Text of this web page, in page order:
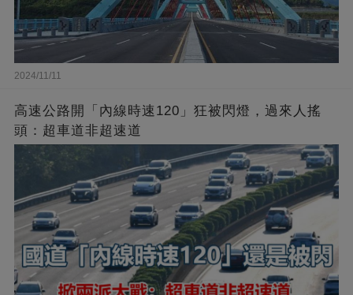
2024/11/11
高速公路開「內線時速120」狂被閃燈，過來人搖
頭：超車道非超速道